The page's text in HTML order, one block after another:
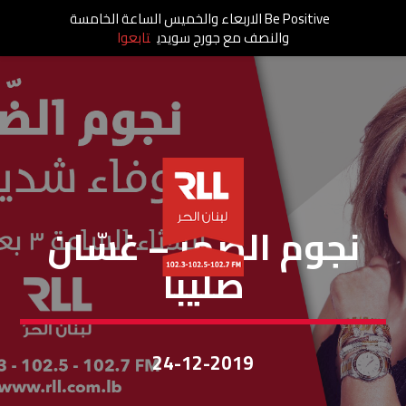
نجوم الظهر
نجوم الضّهر – غسّان
صليبا
24-12-2019
Be Positive الاربعاء والخميس الساعة الخامسة
والنصف مع جورج سويدي تابعوا